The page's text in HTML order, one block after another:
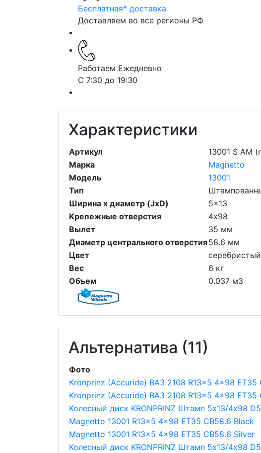
Бесплатная* доставка
Доставляем во все регионы РФ
Работаем Ежедневно
С 7:30 до 19:30
Характеристики
Артикул
13001 S AM
Марка
Magnetto
Модель
13001
Тип
Ширина х диаметр (JxD)
5x13
Крепежные отверстия
4х98
Вылет
35 мм
Диаметр центрального отверстия58.6 мм
Цвет
серебристый
Вес
6 кг
Объем
0.037 м3
Альтернатива (11)
Фото
Kronprinz (Accuride) ВАЗ 2108 R13x5 4x98
Kronprinz (Accuride) ВАЗ 2108 R13x5 4x98 ET35
Колесный диск KRONPRINZ Штамп 5х13/4х98
Magnetto 13001 R13x5 4x98 ET35 CB58.6 Black
Magnetto 13001 R13x5 4x98 ET35 CB58.6 Silver
Колесный диск KRONPRINZ Штамп 5х13/4х98